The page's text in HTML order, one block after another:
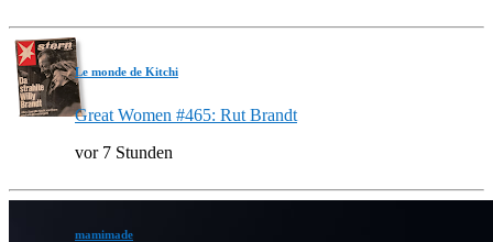
Le monde de Kitchi
Great Women #465: Rut Brandt
vor 7 Stunden
mamimade